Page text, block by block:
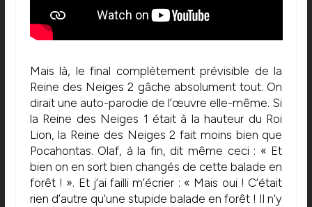
Mais là, le final complètement prévisible de la
Reine des Neiges 2 gâche absolument tout. On
dirait une auto-parodie de l’œuvre elle-même. Si
la Reine des Neiges 1 était à la hauteur du Roi
Lion, la Reine des Neiges 2 fait moins bien que
Pocahontas. Olaf, à la fin, dit même ceci : « Et
bien on en sort bien changés de cette balade en
forêt ! ». Et j’ai failli m’écrier : « Mais oui ! C’était
rien d’autre qu’une stupide balade en forêt ! Il n’y